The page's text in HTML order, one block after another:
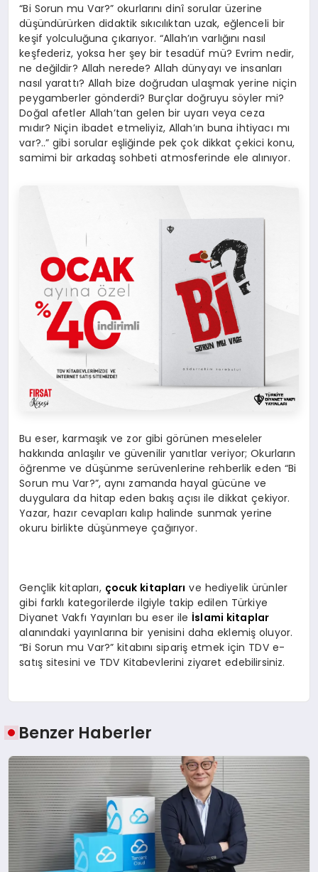
“Bi Sorun mu Var?” okurlarını dinî sorular üzerine
düşündürürken didaktik sıkıcılıktan uzak, eğlenceli bir
keşif yolculuğuna çıkarıyor. “Allah’ın varlığını nasıl
keşfederiz, yoksa her şey bir tesadüf mü? Evrim nedir,
ne değildir? Allah nerede? Allah dünyayı ve insanları
nasıl yarattı? Allah bize doğrudan ulaşmak yerine niçin
peygamberler gönderdi? Burçlar doğruyu söyler mi?
Doğal afetler Allah’tan gelen bir uyarı veya ceza
mıdır? Niçin ibadet etmeliyiz, Allah’ın buna ihtiyacı mı
var?..” gibi sorular eşliğinde pek çok dikkat çekici konu,
samimi bir arkadaş sohbeti atmosferinde ele alınıyor.
Bu eser, karmaşık ve zor gibi görünen meseleler
hakkında anlaşılır ve güvenilir yanıtlar veriyor; Okurların
öğrenme ve düşünme serüvenlerine rehberlik eden “Bi
Sorun mu Var?”, aynı zamanda hayal gücüne ve
duygulara da hitap eden bakış açısı ile dikkat çekiyor.
Yazar, hazır cevapları kalıp halinde sunmak yerine
okuru birlikte düşünmeye çağırıyor.
Gençlik kitapları, çocuk kitapları ve hediyelik ürünler
gibi farklı kategorilerde ilgiyle takip edilen Türkiye
Diyanet Vakfı Yayınları bu eser ile İslami kitaplar
alanındaki yayınlarına bir yenisini daha eklemiş oluyor.
“Bi Sorun mu Var?” kitabını sipariş etmek için TDV e-
satış sitesini ve TDV Kitabevlerini ziyaret edebilirsiniz.
Benzer Haberler